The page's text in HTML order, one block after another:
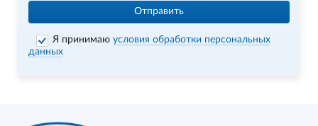
Отправить
Я принимаюусловия обработки персональных
данных